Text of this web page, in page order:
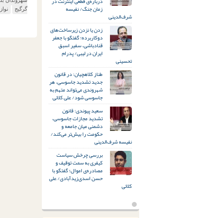
گرگیج
زمان جنگ/ نفیسه
شرف‌الدینی
زدن یا نزدن زیرساخت‌های
دوکاربرده؛ گفتگو با جعفر
قنادباشی، سفیر اسبق
ایران در لیبی/ پدرام
تحسینی
طناز کلاهچیان: در قانون
جدید تشدید جاسوسی، هر
شهروندی می‌تواند متهم به
جاسوسی شود/ علی کلائی
سعید پیوندی: قانون
تشدید مجازات جاسوسی،
دشمنی میان جامعه و
حکومت را بیش‌تر می‌کند/
نفیسه شرف‌الدینی
بررسی چرخش سیاست
کیفری به سمت توقیف و
مصادره‌ی اموال؛ گفتگو با
حسن اسدی‌زیدآبادی/ علی
کلائی